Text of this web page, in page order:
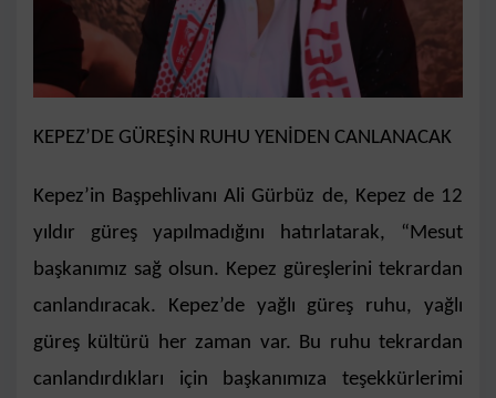
KEPEZ’DE GÜREŞİN RUHU YENİDEN CANLANACAK
Kepez’in Başpehlivanı Ali Gürbüz de, Kepez de 12
yıldır güreş yapılmadığını hatırlatarak, “Mesut
başkanımız sağ olsun. Kepez güreşlerini tekrardan
canlandıracak. Kepez’de yağlı güreş ruhu, yağlı
güreş kültürü her zaman var. Bu ruhu tekrardan
canlandırdıkları için başkanımıza teşekkürlerimi